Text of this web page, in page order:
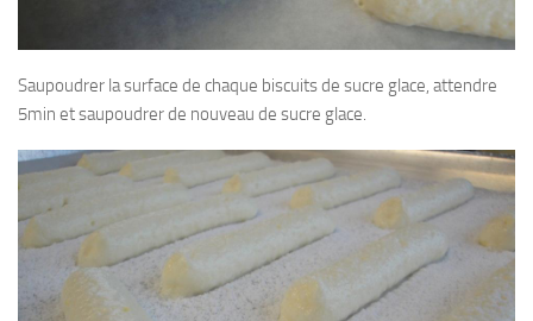
Saupoudrer la surface de chaque biscuits de sucre glace, attendre
5min et saupoudrer de nouveau de sucre glace.